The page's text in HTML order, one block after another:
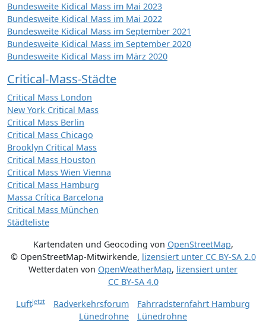
Bundesweite Kidical Mass im Mai 2023
Bundesweite Kidical Mass im Mai 2022
Bundesweite Kidical Mass im September 2021
Bundesweite Kidical Mass im September 2020
Bundesweite Kidical Mass im März 2020
Critical-Mass-Städte
Critical Mass London
New York Critical Mass
Critical Mass Berlin
Critical Mass Chicago
Brooklyn Critical Mass
Critical Mass Houston
Critical Mass Wien Vienna
Critical Mass Hamburg
Massa Crítica Barcelona
Critical Mass München
Städteliste
Kartendaten und Geocoding von OpenStreetMap,
© OpenStreetMap-Mitwirkende, lizensiert unter CC BY-SA 2.0
Wetterdaten von OpenWeatherMap, lizensiert unter
CC BY-SA 4.0
Luftjetzt Radverkehrsforum
Fahrradsternfahrt Hamburg
Lünedrohne
Lünedrohne